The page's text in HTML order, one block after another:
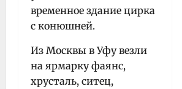
временное здание цирка
с конюшней.
Из Москвы в Уфу везли
на ярмарку фаянс,
хрусталь, ситец,